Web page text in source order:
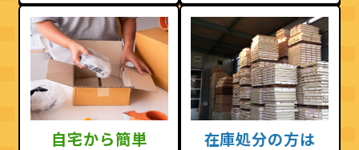
自宅から簡単 在庫処分の方は